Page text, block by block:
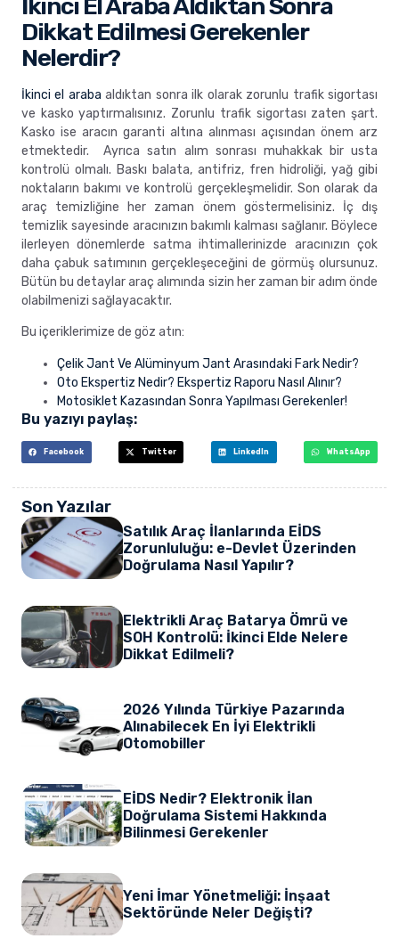
İkinci El Araba Aldıktan Sonra
Dikkat Edilmesi Gerekenler
Nelerdir?
İkinci el araba aldıktan sonra ilk olarak zorunlu trafik sigortası
ve kasko yaptırmalısınız. Zorunlu trafik sigortası zaten şart.
Kasko ise aracın garanti altına alınması açısından önem arz
etmektedir. Ayrıca satın alım sonrası muhakkak bir usta
kontrolü olmalı. Baskı balata, antifriz, fren hidroliği, yağ gibi
noktaların bakımı ve kontrolü gerçekleşmelidir. Son olarak da
araç temizliğine her zaman önem göstermelisiniz. İç dış
temizlik sayesinde aracınızın bakımlı kalması sağlanır. Böylece
ilerleyen dönemlerde satma ihtimallerinizde aracınızın çok
daha çabuk satımının gerçekleşeceğini de görmüş olursunuz.
Bütün bu detaylar araç alımında sizin her zaman bir adım önde
olabilmenizi sağlayacaktır.
Bu içeriklerimize de göz atın:
Çelik Jant Ve Alüminyum Jant Arasındaki Fark Nedir?
Oto Ekspertiz Nedir? Ekspertiz Raporu Nasıl Alınır?
Motosiklet Kazasından Sonra Yapılması Gerekenler!
Bu yazıyı paylaş:
Facebook Twitter LinkedIn WhatsApp
Son Yazılar
Satılık Araç İlanlarında EİDS
Zorunluluğu: e-Devlet Üzerinden
Doğrulama Nasıl Yapılır?
Elektrikli Araç Batarya Ömrü ve
SOH Kontrolü: İkinci Elde Nelere
Dikkat Edilmeli?
2026 Yılında Türkiye Pazarında
Alınabilecek En İyi Elektrikli
Otomobiller
EİDS Nedir? Elektronik İlan
Doğrulama Sistemi Hakkında
Bilinmesi Gerekenler
Yeni İmar Yönetmeliği: İnşaat
Sektöründe Neler Değişti?